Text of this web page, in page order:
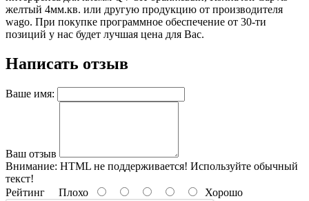
желтый 4мм.кв. или другую продукцию от производителя
wago. При покупке программное обеспечение от 30-ти
позиций у нас будет лучшая цена для Вас.
Написать отзыв
Ваше имя:
Ваш отзыв
Внимание: HTML не поддерживается! Используйте обычный
текст!
Рейтинг Плохо Хорошо